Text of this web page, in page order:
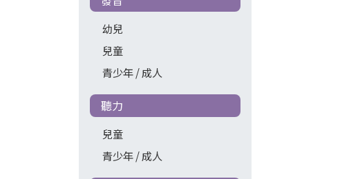
幼兒
兒童
青少年 / 成人
聽力
兒童
青少年 / 成人